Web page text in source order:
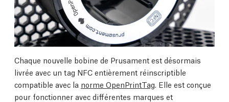
Chaque nouvelle bobine de Prusament est désormais
livrée avec un tag NFC entièrement réinscriptible
compatible avec la norme OpenPrintTag . Elle est conçue
pour fonctionner avec différentes marques et